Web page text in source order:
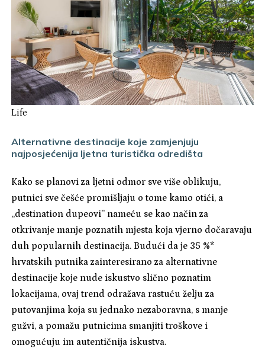
Life
Alternativne destinacije koje zamjenjuju
najposjećenija ljetna turistička odredišta
Kako se planovi za ljetni odmor sve više oblikuju,
putnici sve češće promišljaju o tome kamo otići, a
„destination dupeovi” nameću se kao način za
otkrivanje manje poznatih mjesta koja vjerno dočaravaju
duh popularnih destinacija. Budući da je 35 %*
hrvatskih putnika zainteresirano za alternativne
destinacije koje nude iskustvo slično poznatim
lokacijama, ovaj trend odražava rastuću želju za
putovanjima koja su jednako nezaboravna, s manje
gužvi, a pomažu putnicima smanjiti troškove i
omogućuju im autentičnija iskustva.